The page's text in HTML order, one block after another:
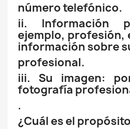
número telefónico.
ii. Información
ejemplo, profesión,
información sobre
profesional.
iii. Su imagen:
fotografía
.
¿Cuál es el